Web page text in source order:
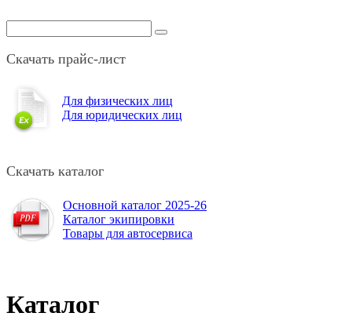
Скачать прайс-лист
Для физических лиц
Для юридических лиц
Скачать каталог
Основной каталог 2025-26
Каталог экипировки
Товары для автосервиса
Каталог